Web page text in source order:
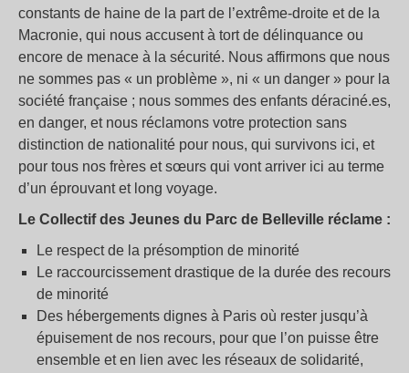
constants de haine de la part de l’extrême-droite et de la
Macronie, qui nous accusent à tort de délinquance ou
encore de menace à la sécurité. Nous affirmons que nous
ne sommes pas « un problème », ni « un danger » pour la
société française ; nous sommes des enfants déraciné.es,
en danger, et nous réclamons votre protection sans
distinction de nationalité pour nous, qui survivons ici, et
pour tous nos frères et sœurs qui vont arriver ici au terme
d’un éprouvant et long voyage.
Le Collectif des Jeunes du Parc de Belleville réclame :
Le respect de la présomption de minorité
Le raccourcissement drastique de la durée des recours
de minorité
Des hébergements dignes à Paris où rester jusqu’à
épuisement de nos recours, pour que l’on puisse être
ensemble et en lien avec les réseaux de solidarité,